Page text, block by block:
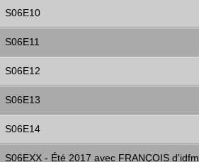
S06E10
S06E11
S06E12
S06E13
S06E14
S06EXX - Été 2017 avec FRANÇOIS d'idfm